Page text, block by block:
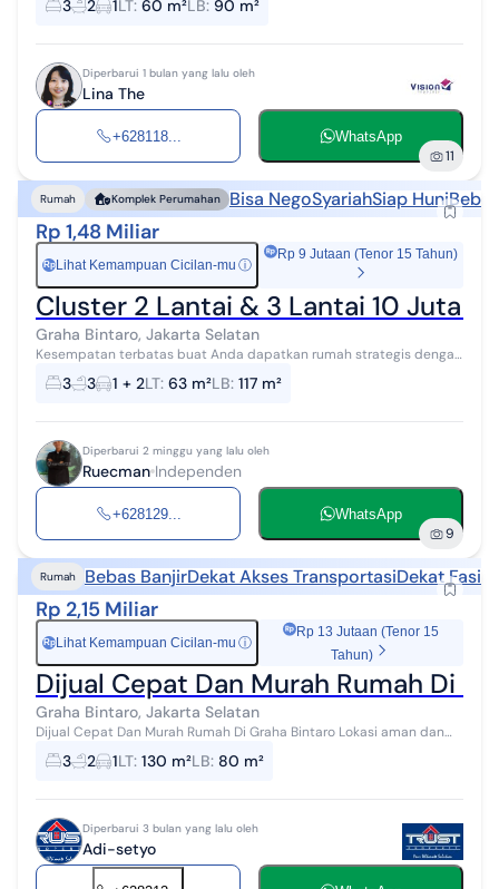
LB 90 m2 3 KT 2...
3 2 1LT: 60 m²LB: 90 m²
Diperbarui 1 bulan yang lalu oleh
Lina The
+628118... WhatsApp
11
Rumah Komplek Perumahan Bisa NegoSyariahSiap Huni
Rp 1,48 Miliar
Rp Lihat Kemampuan Cicilan-mu ⓘ
Rp 9 Jutaan (Tenor 15 Tahun)
Cluster 2 Lantai & 3 Lantai 10 Juta
Graha Bintaro, Jakarta Selatan
Kesempatan terbatas buat Anda dapatkan rumah strategis dengan
return investasi tinggi di Graha Bintaro, Jakarta Selatan. Rumah ini
menawarkan kele...
3 3 1 + 2LT: 63 m²LB: 117 m²
Diperbarui 2 minggu yang lalu oleh
Ruecman Independen
+628129... WhatsApp
9
Rumah Bebas BanjirDekat Akses TransportasiDekat
Rp 2,15 Miliar
Rp Lihat Kemampuan Cicilan-mu ⓘ
Rp 13 Jutaan (Tenor 15
Tahun)
Dijual Cepat Dan Murah Rumah Di
Graha Bintaro, Jakarta Selatan
Dijual Cepat Dan Murah Rumah Di Graha Bintaro Lokasi aman dan
nyaman Lokasi bebas banjir One Get Sistem Lokasi dekat akses toll
Lokasi dekat rumah ...
3 2 1LT: 130 m²LB: 80 m²
Diperbarui 3 bulan yang lalu oleh
Adi-setyo